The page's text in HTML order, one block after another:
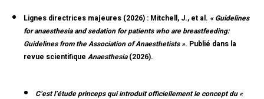
Lignes directrices majeures (2026) : Mitchell, J., et al. « Guidelines
for anaesthesia and sedation for patients who are breastfeeding:
Guidelines from the Association of Anaesthetists ». Publié dans la
revue scientifique Anaesthesia(2026).
C’est l’étude princeps qui introduit officiellement le concept du«